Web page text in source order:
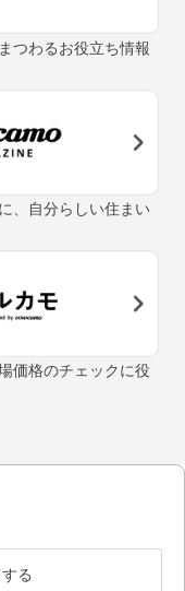
つわるお役立ち情報
、自分らしい住まい
価格のチェックに役
る